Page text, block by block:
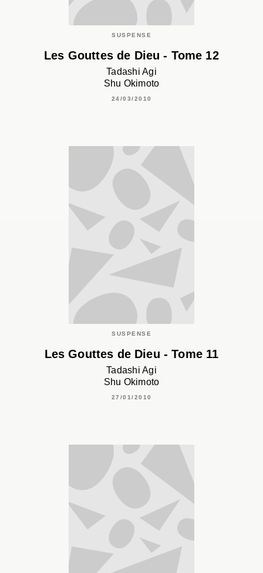
SUSPENSE
Les Gouttes de Dieu - Tome 12
Tadashi Agi
Shu Okimoto
24/03/2010
SUSPENSE
Les Gouttes de Dieu - Tome 11
Tadashi Agi
Shu Okimoto
27/01/2010